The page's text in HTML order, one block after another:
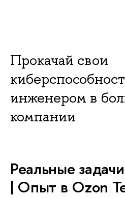
Прокачай свои
инженером в
компании
Реальные
| Опыт в Ozon